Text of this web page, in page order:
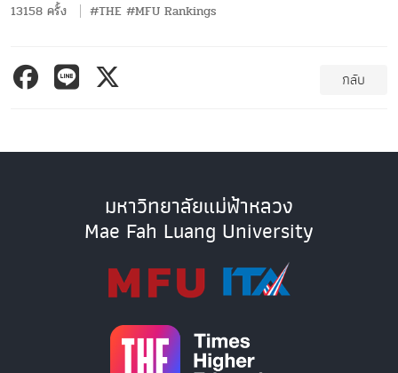
13158 ครั้ง
#THE #MFU Rankings
กลับ
มหาวิทยาลัยแม่ฟ้าหลวง
Mae Fah Luang University